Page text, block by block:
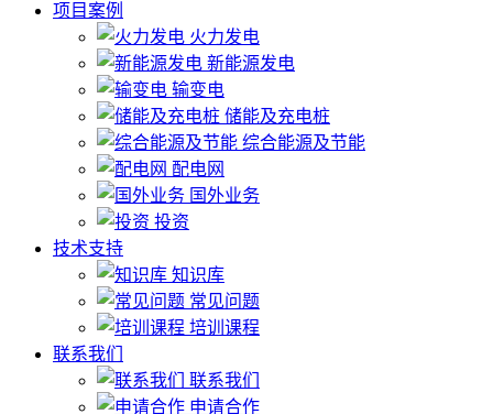
项目案例
火力发电
新能源发电
输变电
储能及充电桩
综合能源及节能
配电网
国外业务
投资
技术支持
知识库
常见问题
培训课程
联系我们
联系我们
申请合作